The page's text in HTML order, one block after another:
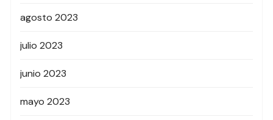
agosto 2023
julio 2023
junio 2023
mayo 2023